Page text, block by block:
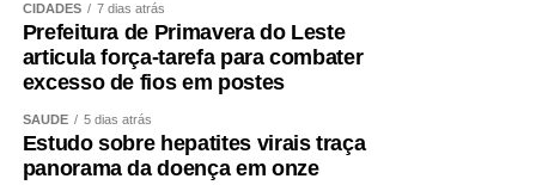
CIDADES 7 dias atrás
Prefeitura de Primavera do Leste
articula força-tarefa para combater
excesso de fios em postes
SAÚDE 5 dias atrás
Estudo sobre hepatites virais traça
panorama da doença em onze